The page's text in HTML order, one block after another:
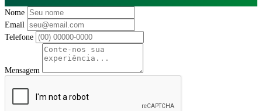
Nome
Email
Telefone
Mensagem